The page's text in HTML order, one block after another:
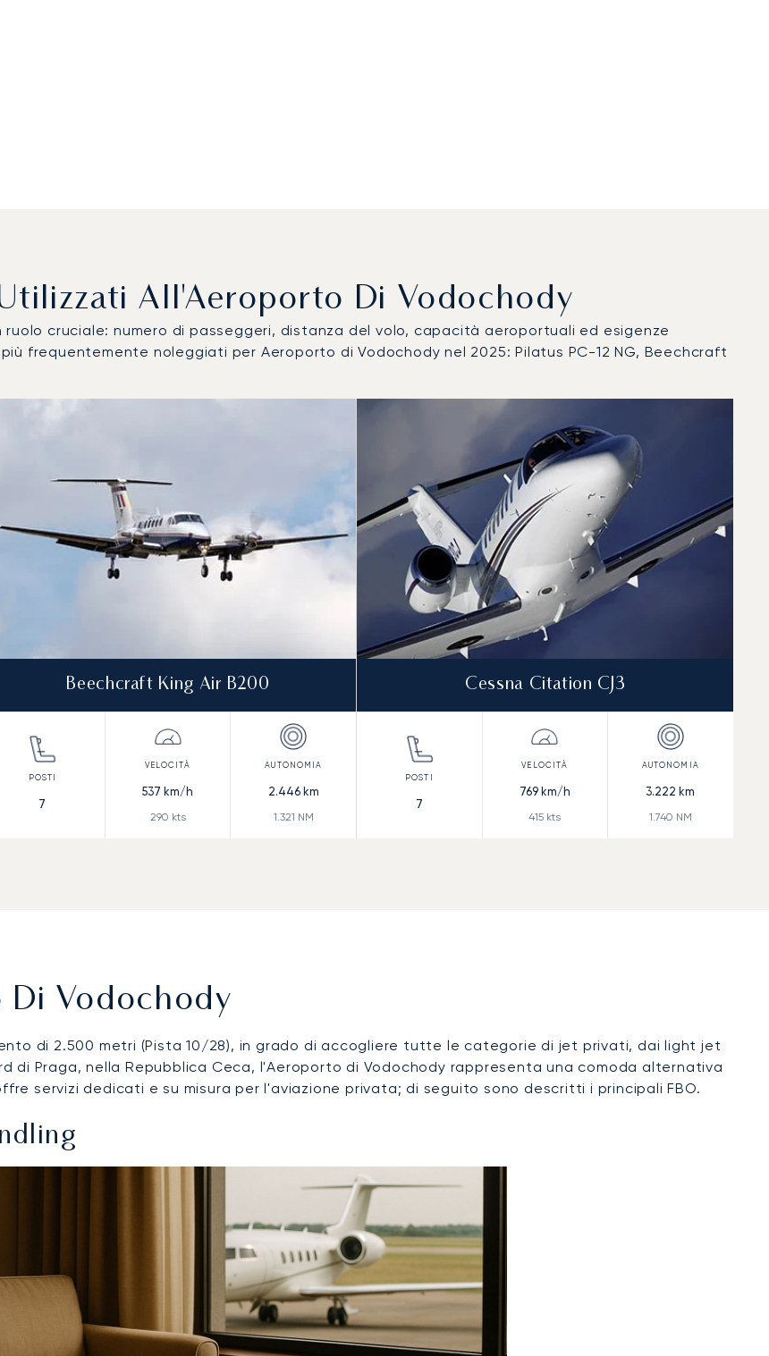
All'Aeroporto Di Vodochody
cruciale: numero di passeggeri, distanza del volo, capacità aeroportuali ed esigenze
frequentemente noleggiati per Aeroporto di Vodochody nel 2025: Pilatus PC-12 NG, Beechcraft
per numero di movimenti volo nel 2025
Beechcraft King Air B200
7
537 km/h
290 kts
2.446km
1.321 NM
Cessna Citation CJ3
7
769km/h
415 kts
3.222 km
1.740 NM
Di Vodochody
di 2.500 metri (Pista 10/28), in grado di accogliere tutte le categorie di jet privati, dai light jet
di Praga, nella Repubblica Ceca, l'Aeroporto di Vodochody rappresenta una comoda alternativa
servizi dedicati e su misura per l'aviazione privata; di seguito sono descritti i principali FBO.